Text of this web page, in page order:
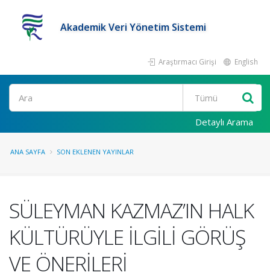
Akademik Veri Yönetim Sistemi
Araştırmacı Girişi English
Ara
Detaylı Arama
ANA SAYFA SON EKLENEN YAYINLAR
SÜLEYMAN KAZMAZ’IN HALK
KÜLTÜRÜYLE İLGİLİ GÖRÜŞ
VE ÖNERİLERİ